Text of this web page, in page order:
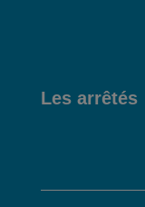
Les arrêtés